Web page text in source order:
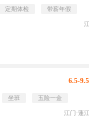
定期体检 带薪年假
6.5-
坐班 五险一金
江门·蓬